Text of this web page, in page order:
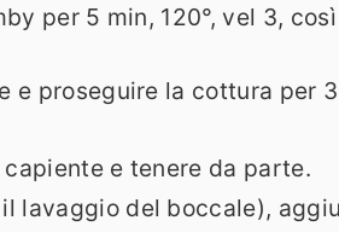
per 5 min, 120°, vel 3,
proseguire la cottura per
e tenere da parte.
lavaggio del boccale),